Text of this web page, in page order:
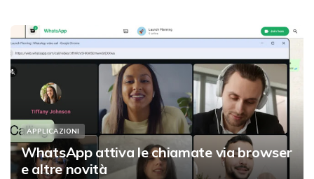
APPLICAZIONI
WhatsApp attiva le chiamate via browser
e altre novità